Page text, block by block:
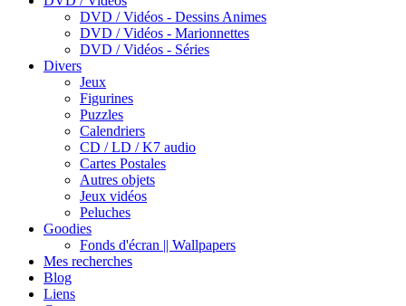
DVD / Vidéos - Dessins Animes
DVD / Vidéos - Marionnettes
DVD / Vidéos - Séries
Divers
Jeux
Figurines
Puzzles
Calendriers
CD / LD / K7 audio
Cartes Postales
Autres objets
Jeux vidéos
Peluches
Goodies
Fonds d'écran || Wallpapers
Mes recherches
Blog
Liens